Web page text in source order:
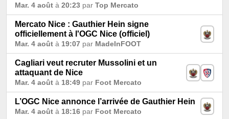
Mar. 4 août à 20:23 par Top Mercato
Mercato Nice : Gauthier Hein signe
officiellement à l'OGC Nice (officiel)
Mar. 4 août à 19:07 par MadeInFOOT
Cagliari veut recruter Mussolini et un
attaquant de Nice
Mar. 4 août à 18:49 par Foot Mercato
L’OGC Nice annonce l’arrivée de Gauthier Hein
Mar. 4 août à 18:16 par Foot Mercato